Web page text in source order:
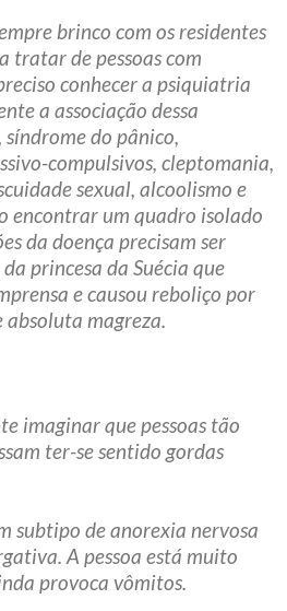
brinco com os residentes
tratar de pessoas com
conhecer a psiquiatria
a associação dessa
do pânico,
compulsivos, cleptomania,
sexual, alcoolismo e
encontrar um quadro isolado
da doença precisam ser
princesa da Suécia que
e causou reboliço por
absoluta magreza.
imaginar que pessoas tão
ter-se sentido gordas
subtipo de anorexia nervosa
A pessoa está muito
provoca vômitos.